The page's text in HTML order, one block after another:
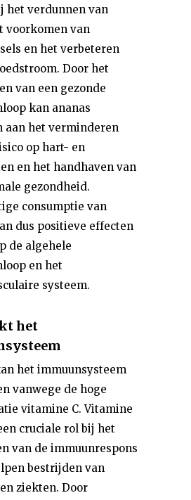
het verdunnen van
voorkomen van
en het verbeteren
Door het
van een gezonde
kan ananas
aan het verminderen
op hart- en
en het handhaven van
gezondheid.
consumptie van
dus positieve effecten
de algehele
en het
systeem.
het
het immuunsysteem
vanwege de hoge
vitamine C. Vitamine
cruciale rol bij het
van de immuunrespons
bestrijden van
ziekten. Door